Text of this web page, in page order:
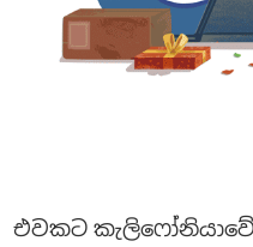
එවකට කැලිෆෝනියාවේ